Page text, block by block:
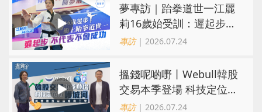
夢專訪｜跆拳道世一江麗
莉16歲始受訓：遲起步不
代表不會成功
專訪| 2026.07.24
搵錢呢啲嘢丨Webull韓股
交易本季登場 科技定位成
護城河 冀登港互聯網券商
專訪| 2026.07.24